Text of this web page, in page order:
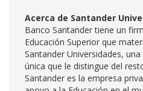
Acerca de Santander
Banco Santander tiene un
Educación Superior que
Santander Universidades,
única que le distingue del
Santander es la empresa